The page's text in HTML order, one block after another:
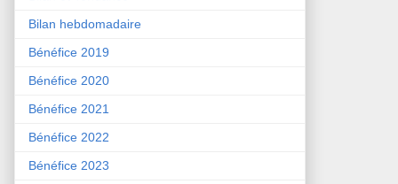
Bilan hebdomadaire
Bénéfice 2019
Bénéfice 2020
Bénéfice 2021
Bénéfice 2022
Bénéfice 2023